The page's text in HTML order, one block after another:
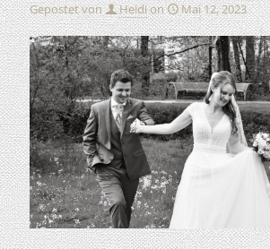
Gepostet von Heidion Mai 12, 2023